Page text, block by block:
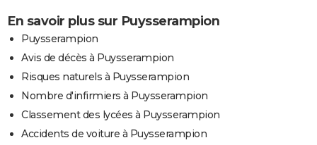
En savoir plus sur Puysserampion
Puysserampion
Avis de décès à Puysserampion
Risques naturels à Puysserampion
Nombre d'infirmiers à Puysserampion
Classement des lycées à Puysserampion
Accidents de voiture à Puysserampion